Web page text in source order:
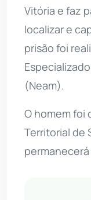
Vitória e faz
localizar e
prisão foi
(Neam).
O homem foi
Territorial de